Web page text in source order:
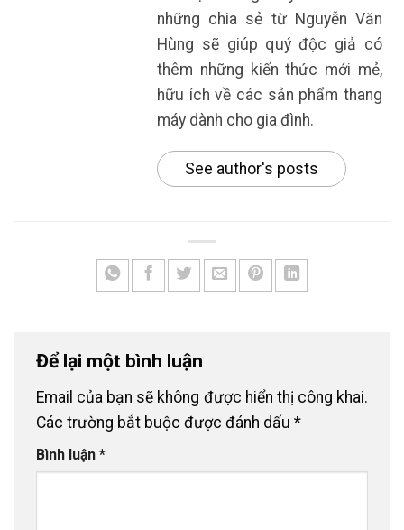
những chia sẻ từ Nguyễn Văn
Hùng sẽ giúp quý độc giả có
thêm những kiến thức mới mẻ,
hữu ích về các sản phẩm thang
máy dành cho gia đình.
See author's posts
Để lại một bình luận
Email của bạn sẽ không được hiển thị công khai.
Các trường bắt buộc được đánh dấu *
Bình luận *